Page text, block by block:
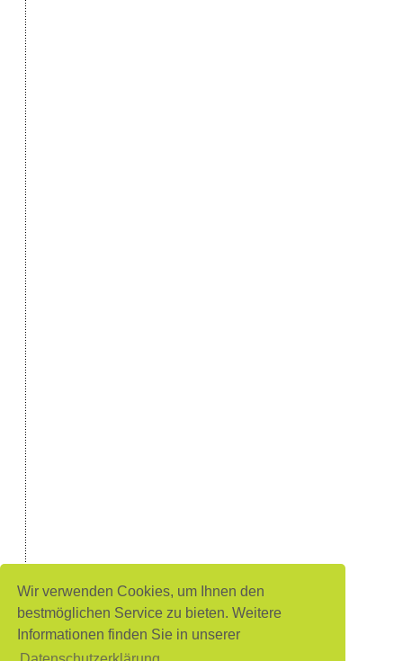
Wir verwenden Cookies, um Ihnen den
bestmöglichen Service zu bieten. Weitere
Informationen finden Sie in unserer